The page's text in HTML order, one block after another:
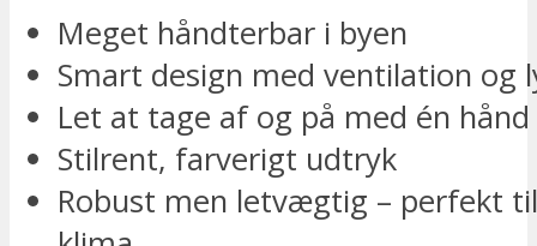
Meget håndterbar i byen
Smart design med ventilation og
Let at tage af og på med én hånd
Stilrent, farverigt udtryk
Robust men letvægtig – perfekt